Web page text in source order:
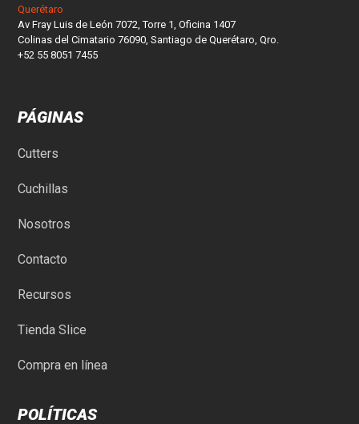
Querétaro
Av Fray Luis de León 7072, Torre 1, Oficina 1407
Colinas del Cimatario 76090, Santiago de Querétaro, Qro.
+52 55 8051 7455
PÁGINAS
Cutters
Cuchillas
Nosotros
Contacto
Recursos
Tienda Slice
Compra en línea
POLÍTICAS